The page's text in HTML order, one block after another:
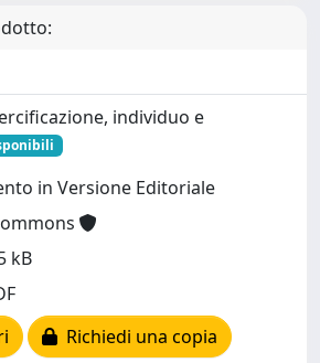
individuo e
in Versione Editoriale
kB
Richiedi una copia